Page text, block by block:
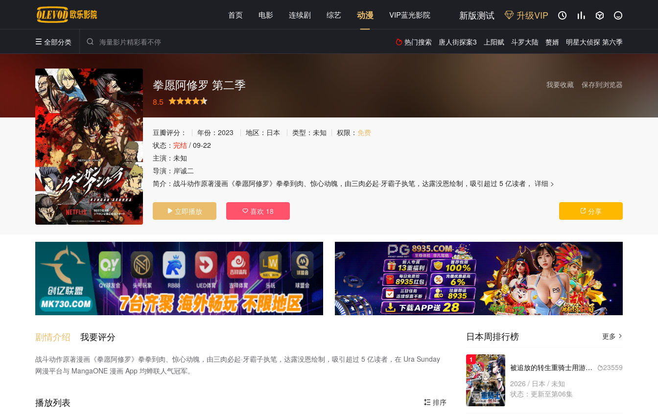
首页 电影 连续剧 综艺 动漫 VIP蓝光影院 新版测试 升级VIP    
 全部分类   热门搜索 唐人街探案3 上阳赋 斗罗大陆 赘婿 明星大侦探 第六季
保存到浏览器
我要收藏
拳愿阿修罗 第二季
8.5
很差较差还行 推荐力荐
豆瓣评分： 年份： 2023 地区： 日本 类型： 未知 权限： 免费
状态： 完结 / 09-22
主演： 未知
导演： 岸诚二
简介： 战斗动作原著漫画《拳愿阿修罗》拳拳到肉、惊心动魄，由三肉必起·牙霸子执笔，达露没恩绘制，吸引超过 5 亿读者， 详细 >
 立即播放  喜欢 18  分享
剧情介绍 我要评分
战斗动作原著漫画《拳愿阿修罗》拳拳到肉、惊心动魄，由三肉必起·牙霸子执笔，达露没恩绘制，吸引超过 5 亿读者，在 Ura Sunday
网漫平台与 MangaONE 漫画 App 均蝉联人气冠军。
 排序
播放列表
更多 
日本周排行榜
1
23559
被追放的转生重骑士用游戏知识开无双
2026 / 日本 / 未知
状态：更新至第06集